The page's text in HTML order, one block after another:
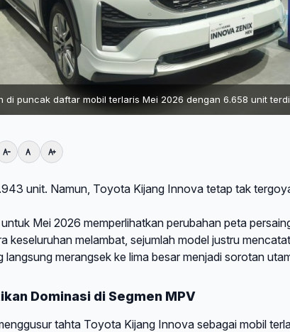
di puncak daftar mobil terlaris Mei 2026 dengan 6.658 unit
unit. Namun, Toyota Kijang Innova tetap tak
Mei 2026 memperlihatkan perubahan peta
keseluruhan melambat, sejumlah model justru
merangsek ke lima besar menjadi sorotan
Dominasi di Segmen MPV
tahta Toyota Kijang Innova sebagai mobil